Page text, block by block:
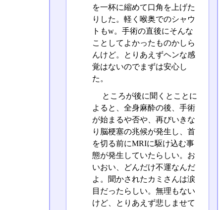
を一杯に縮めて口角を上げた
りした。軽く喉奥でのシャウ
トもw。手術の直後にそんな
ことしてよかったものかしら
んけど。とりあえずヘンな感
覚はないのでまずは安心し
た。
ところが後に聞くとことに
よると、全身麻酔の後、手術
が始まるや否や、再びいきな
り脳梗塞の兆候が発生し、首
を切る前にMRIに駆け込む事
態が発生していたらしい。お
いおい、どんだけ不運なんだ
よ。聞かされたカミさんは涙
目だったらしい。無理もない
けど、とりあえず悲しませて